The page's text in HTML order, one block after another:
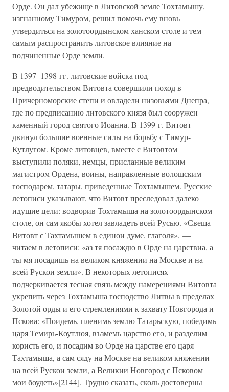
Орде. Он дал убежище в Литовской земле Тохтамышу,
изгнанному Тимуром, решил помочь ему вновь
утвердиться на золотоордынском ханском столе и тем
самым распространить литовское влияние на
подчиненные Орде земли.
В 1397–1398 гг. литовские войска под
предводительством Витовта совершили поход в
Причерноморские степи и овладели низовьями Днепра,
где по предписанию литовского князя был сооружен
каменный город святого Иоанна. В 1399 г. Витовт
двинул большие военные силы на борьбу с Тимур-
Кутлугом. Кроме литовцев, вместе с Витовтом
выступили поляки, немцы, присланные великим
магистром Ордена, воины, направленные волошским
господарем, татары, приведенные Тохтамышем. Русские
летописи указывают, что Витовт преследовал далеко
идущие цели: водворив Тохтамыша на золотоордынском
столе, он сам якобы хотел завладеть всей Русью. «Свеща
Витовт с Тахтамышем в единои думе, глаголя», —
читаем в летописи: «аз тя посаждю в Орде на царствиа, а
ты мя посадишь на великом княжении на Москве и на
всей Рускои земли». В некоторых летописях
подчеркивается тесная связь между намерениями Витовта
укрепить через Тохтамыша господство Литвы в пределах
Золотой орды и его стремлениями к захвату Новгорода и
Пскова: «Поидемь, пленимь землю Татарьскую, победимь
царя Темирь-Коутлюя, възмемь царство его, и разделим
користь его, и посадим во Орде на царстве его царя
Тахтамыша, а сам сяду на Москве на великом княжении
на всей Рускои земли, а Великии Новгород с Псковом
мои боудеть»[2144]. Трудно сказать, сколь достоверны